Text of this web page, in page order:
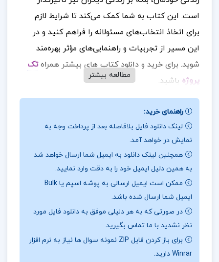
است. این کتاب به شما کمک می‌کند تا شرایط لازم
برای اتخاذ انتخاب‌های مسئولانه را فراهم کنید و در
این مسیر از تجربیات و راهنمایی‌های مؤثر بهره‌مند
شوید. برای خرید و دانلود کتاب های بیشتر همراهتک
پروژه باشید.
درباره و خلاصه
کتاب “قلب جسم” نوشته گری زوکاف و لیندا فرانسیس
به بررسی عمیق و جامع ارتباط میان قلب، ذهن و روح
می‌پردازد. این اثر بر این باور استوار است که برای
دستیابی به یک زندگی معنادار و رضایت‌بخش، ضروری
است که بین این سه عنصر حیاتی هماهنگی و تعادل
برقرار شود. نویسندگان بر این نکته تأکید می‌کنند که
هنگامی که انسان‌ها به صدای قلب خود گوش می‌دهند
و به جای پیروی از ترس، عشق را در پیش می‌گیرند،
زندگی‌شان به سمت رشد و تعالی سوق می‌یابد. زوکاف و
مطالعه بیشتر
راهنمای خرید:
لینک دانلود فایل بلافاصله بعد از پرداخت وجه به
نمایش در خواهد آمد.
همچنین لینک دانلود به ایمیل شما ارسال خواهد شد
به همین دلیل ایمیل خود را به دقت وارد نمایید.
ممکن است ایمیل ارسالی به پوشه اسپم یا Bulk
ایمیل شما ارسال شده باشد.
در صورتی که به هر دلیلی موفق به دانلود فایل مورد
نظر نشدید با ما تماس بگیرید.
برای باز کردن فایل ZIP نمونه سوال ها نیاز به نرم افزار
Winrar دارید.